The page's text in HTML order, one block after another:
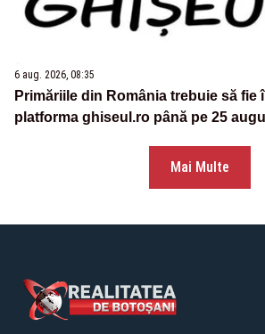
6 aug. 2026, 08:35
Primăriile din România trebuie să fie
platforma ghiseul.ro până pe 25
Mai Multe